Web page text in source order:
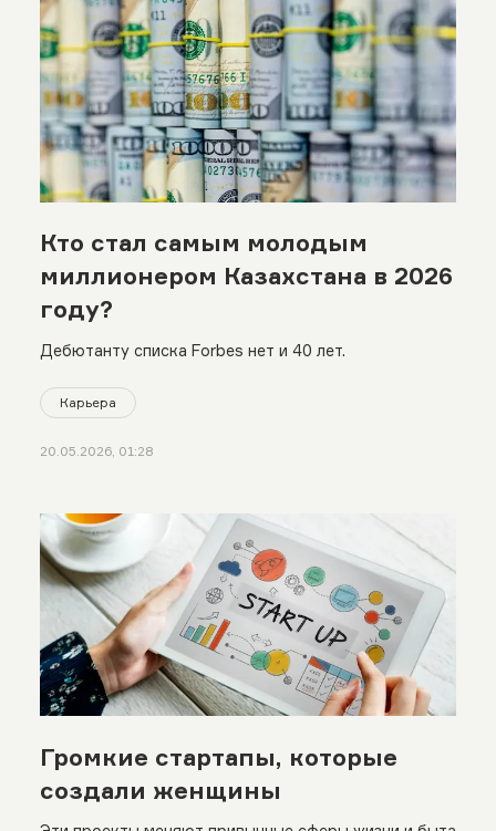
Кто стал самым молодым
миллионером Казахстана в 2026
году?
Дебютанту списка Forbes нет и 40 лет.
Карьера
20.05.2026, 01:28
Громкие стартапы, которые
создали женщины